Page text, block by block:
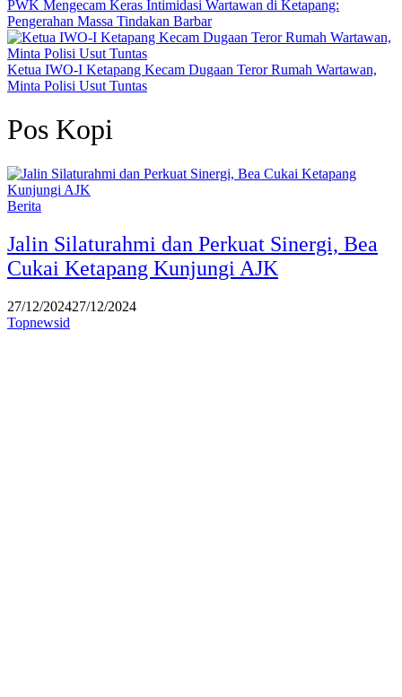
PWK Mengecam Keras Intimidasi Wartawan di Ketapang:
Pengerahan Massa Tindakan Barbar
Ketua IWO-I Ketapang Kecam Dugaan Teror Rumah Wartawan,
Minta Polisi Usut Tuntas
Pos Kopi
Berita
Jalin Silaturahmi dan Perkuat Sinergi, Bea
Cukai Ketapang Kunjungi AJK
27/12/202427/12/2024
Topnewsid